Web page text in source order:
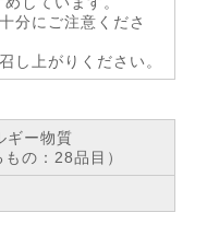
分にご注意くださ
し上がりください。
ギー物質
の：28品目）